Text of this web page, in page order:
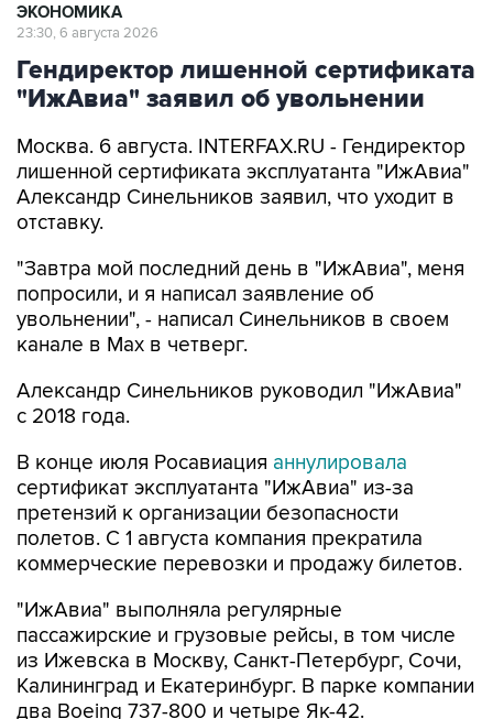
ЭКОНОМИКА
23:30, 6 августа 2026
Гендиректор лишенной сертификата
"ИжАвиа" заявил об увольнении
Москва. 6 августа. INTERFAX.RU - Гендиректор
лишенной сертификата эксплуатанта "ИжАвиа"
Александр Синельников заявил, что уходит в
отставку.
"Завтра мой последний день в "ИжАвиа", меня
попросили, и я написал заявление об
увольнении", - написал Синельников в своем
канале в Max в четверг.
Александр Синельников руководил "ИжАвиа"
с 2018 года.
В конце июля Росавиация аннулировала
сертификат эксплуатанта "ИжАвиа" из-за
претензий к организации безопасности
полетов. С 1 августа компания прекратила
коммерческие перевозки и продажу билетов.
"ИжАвиа" выполняла регулярные
пассажирские и грузовые рейсы, в том числе
из Ижевска в Москву, Санкт-Петербург, Сочи,
Калининград и Екатеринбург. В парке компании
два Boeing 737-800 и четыре Як-42.